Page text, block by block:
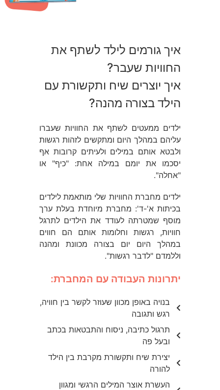
איך גורמים לילד לשתף את
החוויות שעבר?
איך יוצרים שיח ותקשורת עם
הילד בצורה מהנה?
ילדים ממעטים לשתף את החוויות שעברו
עליהם במהלך היום ומתקשים לזהות רגשות
ולבטא אותם במילים ולעיתים קרובות אף
יסכמו את יומם במילה אחת: "כיף" או
"אחלה".
ילדים מחברת החוויות שלי מותאמת לילדים
בכיתות א'-ד': מחברת מיוחדת בעלת ערך
מוסף שמטרתה לעודד את הילדים לתרגל
חוויות, רגשות וחלומות אותם הם חווים
במהלך היום יום בצורה מכוונת ומהנה
וללמדם "לדבר רגשות".
יתרונות העבודה עם המחברת:
בנויה באופן מכוון שעוזר לקשר בין חוויה,
רגש ותגובה
תרגול כתיבה, ניסוח והתבטאות בכתב
ובעל פה
יצירת שיח ותקשורת מקרבת בין הילד
להורה
העשרת אוצר המילים הרגשי ומגוון